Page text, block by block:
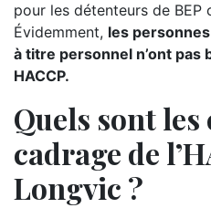
pour les détenteurs de BEP
Évidemment, les
à titre personnel n’ont
HACCP.
Quels sont les
cadrage de
Longvic ?